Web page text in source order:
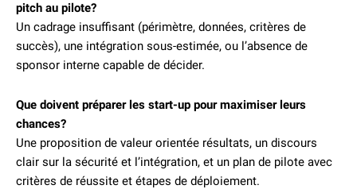
pitch au pilote?
Un cadrage insuffisant (périmètre, données, critères de
succès), une intégration sous-estimée, ou l’absence de
sponsor interne capable de décider.
Que doivent préparer les start-up pour maximiser leurs
chances?
Une proposition de valeur orientée résultats, un discours
clair sur la sécurité et l’intégration, et un plan de pilote avec
critères de réussite et étapes de déploiement.